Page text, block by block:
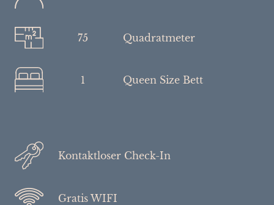
75 Quadratmeter
1 Queen Size Bett
Kontaktloser Check-In
Gratis WIFI